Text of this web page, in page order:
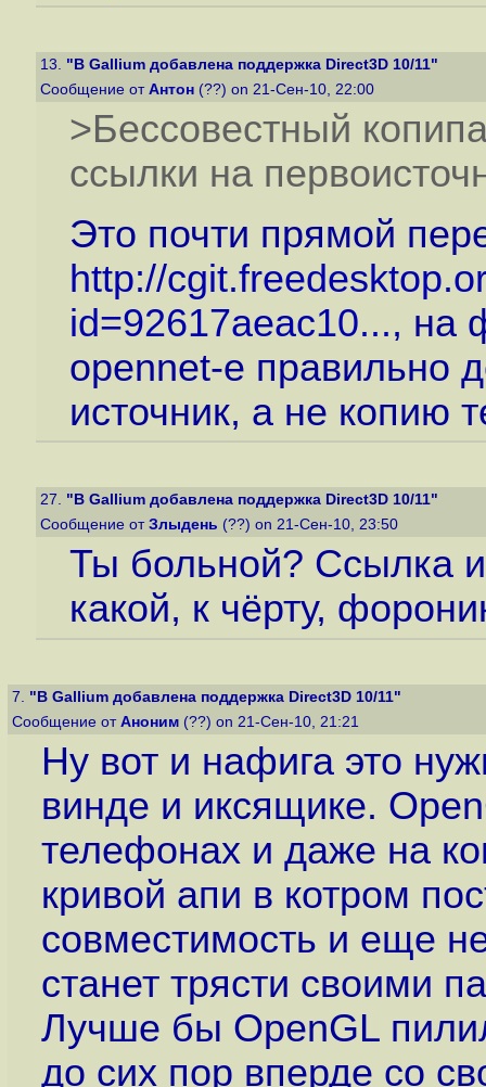
13. "В Gallium добавлена поддержка Direct3D 10/11"
Сообщение от Антон (??) on 21-Сен-10, 22:00
>Бессовестный
ссылки на
Это почти прямой
http://
id=92617aeac10..., на
opennet-е правильно
источник, а не копию
27. "В Gallium добавлена поддержка Direct3D 10/11"
Сообщение от Злыдень (??) on 21-Сен-10, 23:50
Ты больной? Ссылка
какой, к чёрту,
7. "В Gallium добавлена поддержка Direct3D 10/11"
Сообщение от Аноним (??) on 21-Сен-10, 21:21
Ну вот и нафига это
винде и иксящике.
телефонах и даже на
кривой апи в котром
совместимость и еще
станет трясти своими
Лучше бы OpenGL
до сих пор вперде со